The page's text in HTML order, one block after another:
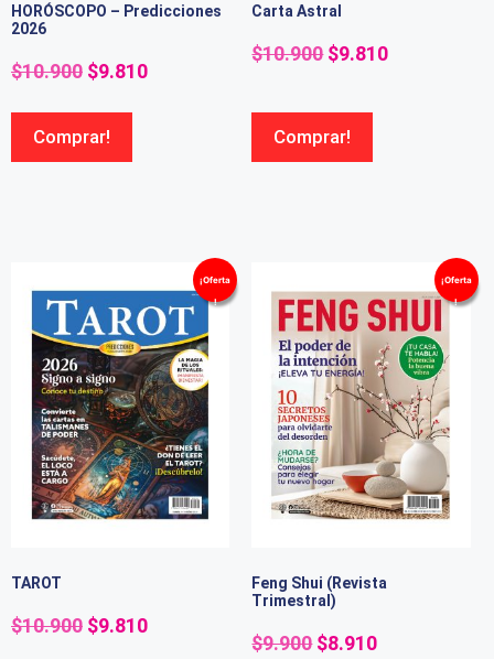
HORÓSCOPO – Predicciones
2026
$10.900 $9.810
Comprar!
Carta Astral
$10.900 $9.810
Comprar!
¡Oferta
!
TAROT
$10.900 $9.810
¡Oferta
!
Feng Shui (Revista
Trimestral)
$9.900 $8.910